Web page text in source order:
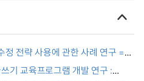
정 전략 사용에 관한 사례 연구 =
Composition
기 교육프로그램 개발 연구 :